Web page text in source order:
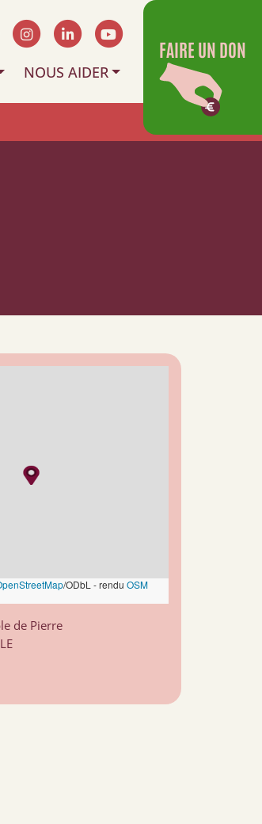
NOUS AIDER
FAIRE UN DON
/ODbL - rendu OSM
de Pierre